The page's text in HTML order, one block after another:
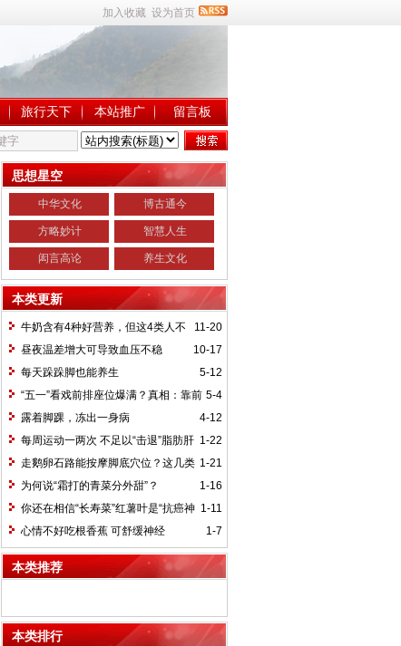
加入收藏 设为首页
旅行天下 本站推广 留言板
思想星空
中华文化 博古通今
方略妙计 智慧人生
闳言高论 养生文化
本类更新
11-20
牛奶含有4种好营养，但这4类人不
宜饮用
10-17
昼夜温差增大可导致血压不稳
5-12
每天跺跺脚也能养生
5-4
“五一”看戏前排座位爆满？真相：靠前
不一定最好
4-12
露着脚踝，冻出一身病
1-22
每周运动一两次 不足以“击退”脂肪肝
1-21
走鹅卵石路能按摩脚底穴位？这几类
人最好别走
1-16
为何说“霜打的青菜分外甜”？
1-11
你还在相信“长寿菜”红薯叶是“抗癌神
器”吗？
1-7
心情不好吃根香蕉 可舒缓神经
本类推荐
本类排行